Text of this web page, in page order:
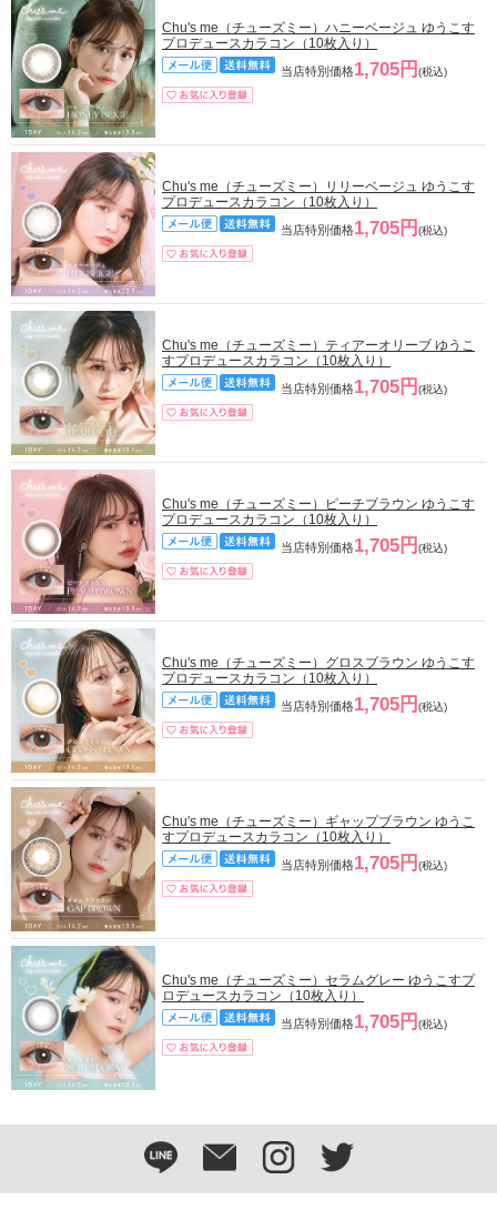
Chu's me（チューズミー）ハニーベージュ ゆうこす
プロデュースカラコン（10枚入り）
当店特別価格1,705円 (税込)
Chu's me（チューズミー）リリーベージュ ゆうこす
プロデュースカラコン（10枚入り）
当店特別価格1,705円 (税込)
Chu's me（チューズミー）ティアーオリーブ ゆうこ
すプロデュースカラコン（10枚入り）
当店特別価格1,705円 (税込)
Chu's me（チューズミー）ピーチブラウン ゆうこす
プロデュースカラコン（10枚入り）
当店特別価格1,705円 (税込)
Chu's me（チューズミー）グロスブラウン ゆうこす
プロデュースカラコン（10枚入り）
当店特別価格1,705円 (税込)
Chu's me（チューズミー）ギャップブラウン ゆうこ
すプロデュースカラコン（10枚入り）
当店特別価格1,705円 (税込)
Chu's me（チューズミー）セラムグレー ゆうこすプ
ロデュースカラコン（10枚入り）
当店特別価格1,705円 (税込)